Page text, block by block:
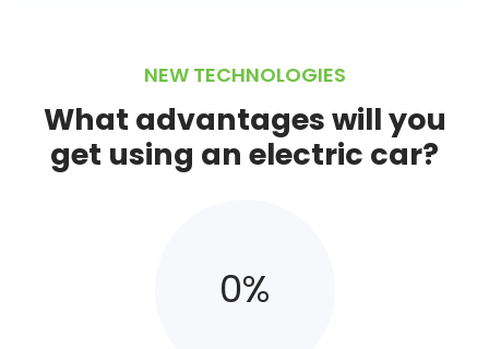
NEW TECHNOLOGIES
What advantages will you
get using an electric car?
0%